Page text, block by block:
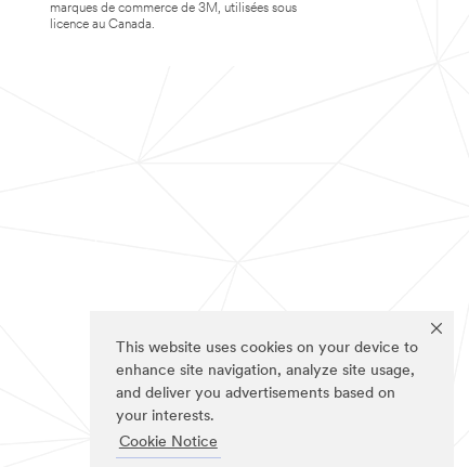
This website uses cookies on your device to
enhance site navigation, analyze site usage,
and deliver you advertisements based on
your interests.
Cookie Notice
marques de commerce de 3M, utilisées sous
licence au Canada.